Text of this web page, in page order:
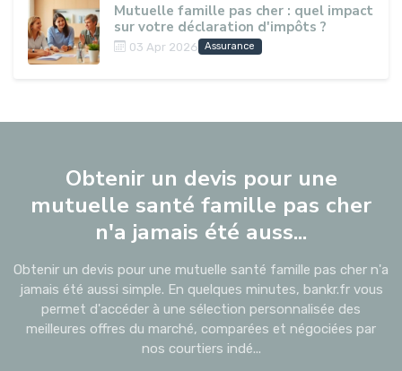
Mutuelle famille pas cher : quel impact
sur votre déclaration d'impôts ?
03 Apr 2026 Assurance
Obtenir un devis pour une
mutuelle santé famille pas cher
n'a jamais été auss...
Obtenir un devis pour une mutuelle santé famille pas cher n'a
jamais été aussi simple. En quelques minutes, bankr.fr vous
permet d'accéder à une sélection personnalisée des
meilleures offres du marché, comparées et négociées par
nos courtiers indé...